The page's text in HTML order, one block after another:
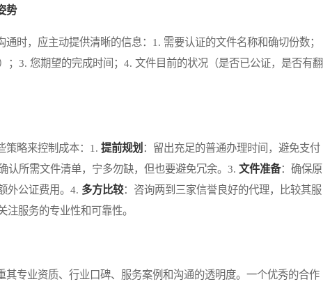
势
，应主动提供清晰的信息：1. 需要认证的文件名称和确切份数；
；3. 您期望的完成时间；4. 文件目前的状况（是否已公证，是否有翻
略来控制成本：1. 提前规划 ：留出充足的普通办理时间，避免支付
认所需文件清单，宁多勿缺，但也要避免冗余。3. 文件准备：确保原
外公证费用。4. 多方比较：咨询两到三家信誉良好的代理，比较其服
服务的专业性和可靠性。
专业资质、行业口碑、服务案例和沟通的透明度。一个优秀的合作